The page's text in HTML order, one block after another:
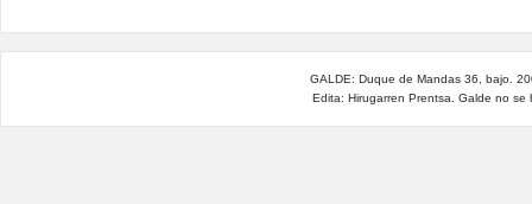
GALDE: Duque de Mandas 36, bajo.
Edita: Hirugarren Prentsa. Galde no